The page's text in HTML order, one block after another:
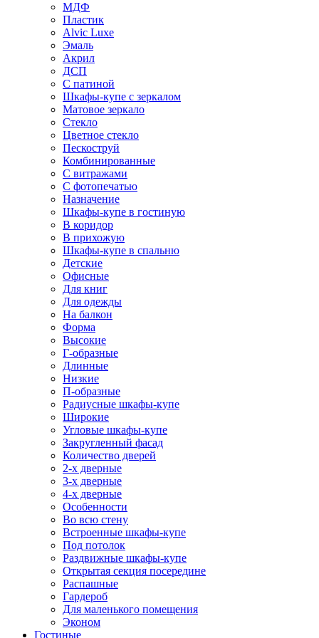
МДФ
Пластик
Alvic Luxe
Эмаль
Акрил
ДСП
С патиной
Шкафы-купе с зеркалом
Матовое зеркало
Стекло
Цветное стекло
Пескоструй
Комбинированные
С витражами
С фотопечатью
Назначение
Шкафы-купе в гостиную
В коридор
В прихожую
Шкафы-купе в спальню
Детские
Офисные
Для книг
Для одежды
На балкон
Форма
Высокие
Г-образные
Длинные
Низкие
П-образные
Радиусные шкафы-купе
Широкие
Угловые шкафы-купе
Закругленный фасад
Количество дверей
2-х дверные
3-х дверные
4-х дверные
Особенности
Во всю стену
Встроенные шкафы-купе
Под потолок
Раздвижные шкафы-купе
Открытая секция посередине
Распашные
Гардероб
Для маленького помещения
Эконом
Гостиные